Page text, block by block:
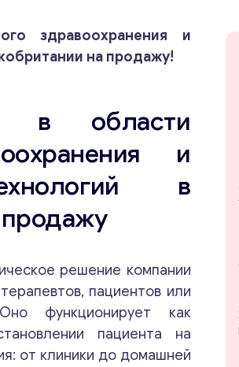
здравоохранения и
на продажу!
в области
и
в
решение компании
пациентов или
функционирует как
пациента на
от клиники до домашней